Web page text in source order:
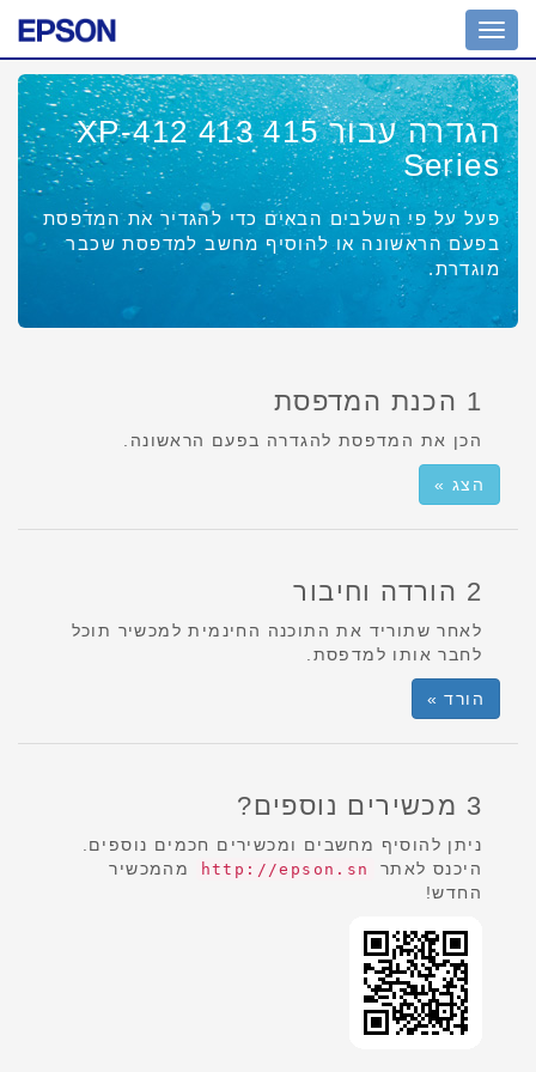
מחוון
ניווט
הגדרה עבור XP-412 413 415
Series
פעל על פי השלבים הבאים כדי להגדיר את המדפסת
בפעם הראשונה או להוסיף מחשב למדפסת שכבר
מוגדרת.
1 הכנת המדפסת
הכן את המדפסת להגדרה בפעם הראשונה.
הצג »
2 הורדה וחיבור
לאחר שתוריד את התוכנה החינמית למכשיר תוכל
לחבר אותו למדפסת.
הורד »
3 מכשירים נוספים?
ניתן להוסיף מחשבים ומכשירים חכמים נוספים.
היכנס לאתר
http://epson.sn
מהמכשיר
החדש!